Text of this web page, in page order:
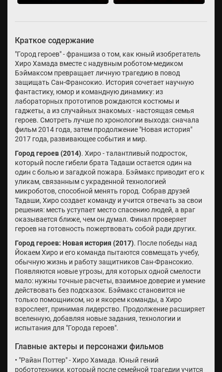
Краткое содержание
"Город героев" - франшиза о том, как юный изобретатель
Хиро Хамада вместе с надувным роботом-медиком
Бэймаксом превращает личную трагедию в повод
защищать Сан-Франсокио. История сочетает научную
фантастику, юмор и командную динамику: из
лабораторных прототипов рождаются костюмы и
гаджеты, а из случайных знакомых - настоящая семья
героев. Смотреть лучше по хронологии выхода: сначала
фильм 2014 года, затем продолжение "Новая история"
2017 года, развивающее события и мир.
Город героев (2014). Хиро - талантливый подросток,
который после гибели брата Тадаши остается один на
один с болью и загадкой пожара. Бэймакс приводит его к
уликам, связанным с украденной технологией
микроботов, способной менять город. Собрав друзей
Тадаши, Хиро создает команду и учится отвечать за свои
решения: месть уступает место спасению людей, а враг
оказывается ближе, чем он думал. Финал проверяет
героев на готовность пожертвовать собой ради других.
Город героев: Новая история (2017). После победы над
Йокаем Хиро и его команда пытаются совмещать учебу,
обычную жизнь и работу защитников Сан-Франсокио.
Появляются новые угрозы, для которых одной смелости
мало: нужны точные расчеты, взаимное доверие и умение
действовать без подсказок. Бэймакс становится не
только помощником, но и якорем команды, а Хиро
взрослеет, принимая лидерство. Продолжение расширяет
вселенную, добавляя новые задания, технологии и
испытания для "Города героев".
Главные актеры и персонажи фильмов
• "Райан Поттер" - Хиро Хамада. Юный гений
робототехники, который после семейной трагедии учится